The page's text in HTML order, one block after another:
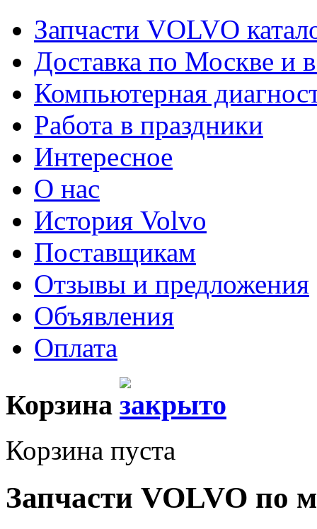
Запчасти VOLVO
Доставка по Москве и
Компьютерная
Работа в праздники
Интересное
О нас
История Volvo
Поставщикам
Отзывы и предложения
Объявления
Оплата
Корзина
Корзина пуста
Запчасти VOLVO по